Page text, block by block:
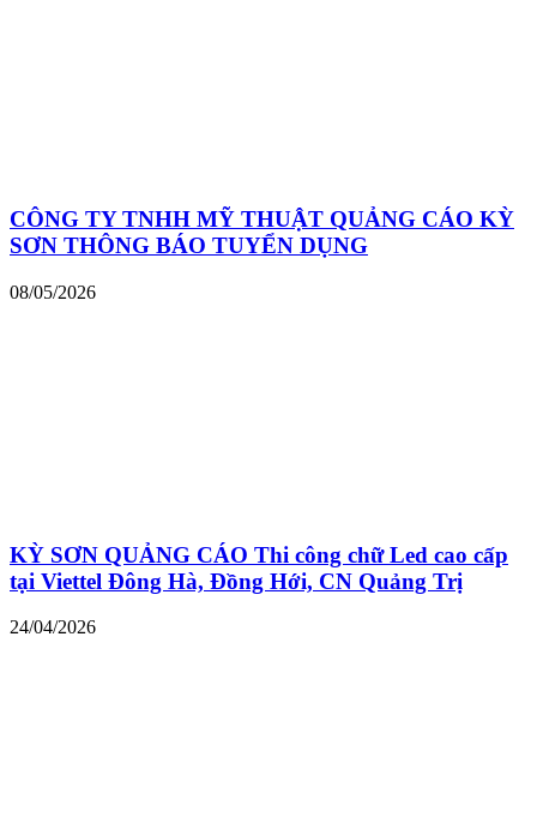
CÔNG TY TNHH MỸ THUẬT QUẢNG CÁO KỲ
SƠN THÔNG BÁO TUYỂN DỤNG
08/05/2026
KỲ SƠN QUẢNG CÁO Thi công chữ Led cao cấp
tại Viettel Đông Hà, Đồng Hới, CN Quảng Trị
24/04/2026